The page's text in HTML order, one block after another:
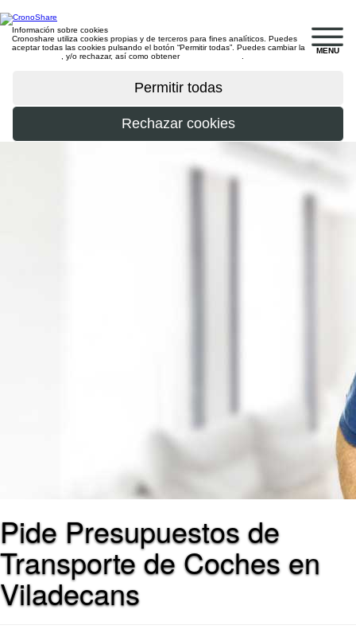
MENU
Información sobre cookies
Cronoshare utiliza cookies propias y de terceros para fines analíticos. Puedes
aceptar todas las cookies pulsando el botón “Permitir todas”. Puedes cambiar la
, y/o rechazar, así como obtener
Pide Presupuestos de
Transporte de Coches en
Viladecans